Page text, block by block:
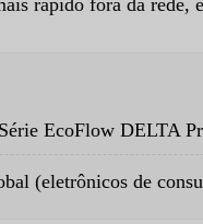
rápido fora da
Série EcoFlow DELTA
(eletrônicos de